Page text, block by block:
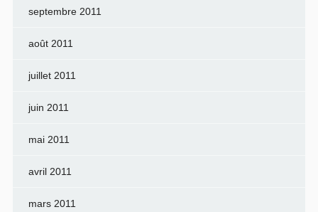
septembre 2011
août 2011
juillet 2011
juin 2011
mai 2011
avril 2011
mars 2011